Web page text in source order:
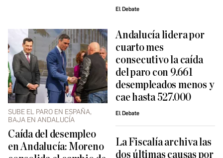
El Debate
SUBE EL PARO EN ESPAÑA,
BAJA EN ANDALUCÍA
Caída del desempleo
en Andalucía: Moreno
Andalucía lidera por
cuarto mes
consecutivo la caída
del paro con 9.661
desempleados menos y
cae hasta 527.000
El Debate
La Fiscalía archiva las
dos últimas causas por